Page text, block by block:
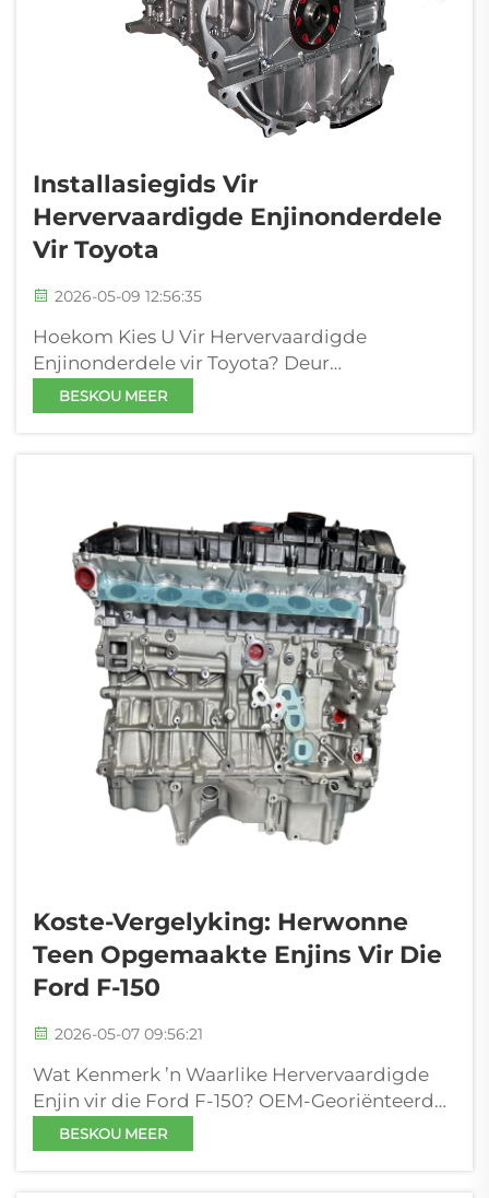
Installasiegids Vir
Hervervaardigde Enjinonderdele
Vir Toyota
2026-05-09 12:56:35
Hoekom Kies U Vir Hervervaardigde
Enjinonderdele vir Toyota? Deur
hervervaardigde enjinonderdele vir Toyota-
voertuie te kies, bespaar u beduidende koste
BESKOU MEER
Koste-Vergelyking: Herwonne
Teen Opgemaakte Enjins Vir Die
Ford F-150
2026-05-07 09:56:21
Wat Kenmerk ’n Waarlike Hervervaardigde
Enjin vir die Ford F-150? OEM-Georiënteerde
Hervervaardiging: Presiese Herstel volgens
Ford-se ingenieurspesifikasies ’n Waarlike
BESKOU MEER